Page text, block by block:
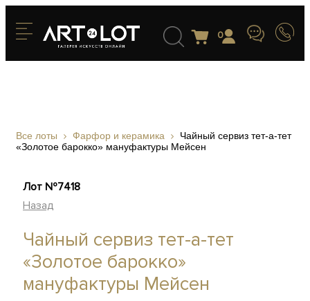
0
Все лоты Фарфор и керамика
Чайный сервиз тет-а-тет
«Золотое барокко» мануфактуры Мейсен
Лот №7418
Назад
Чайный сервиз тет-а-тет
«Золотое барокко»
мануфактуры Мейсен